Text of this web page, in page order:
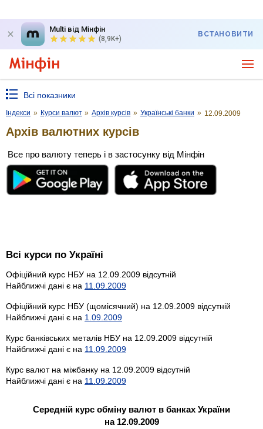
Multi від Мінфін
(8,9K+)
ВСТАНОВИТИ
Всі показники
Індекси » Курси валют » Архів курсів » Українські банки » 12.09.2009
Архів валютних курсів
Все про валюту теперь і в застосунку від Мінфін
Всі курси по Україні
Офіційний курс НБУ на 12.09.2009 відсутній
Найближчі дані є на 11.09.2009
Офіційний курс НБУ (щомісячний) на 12.09.2009 відсутній
Найближчі дані є на 1.09.2009
Курс банківських металів НБУ на 12.09.2009 відсутній
Найближчі дані є на 11.09.2009
Курс валют на міжбанку на 12.09.2009 відсутній
Найближчі дані є на 11.09.2009
Середній курс обміну валют в банках України
на 12.09.2009